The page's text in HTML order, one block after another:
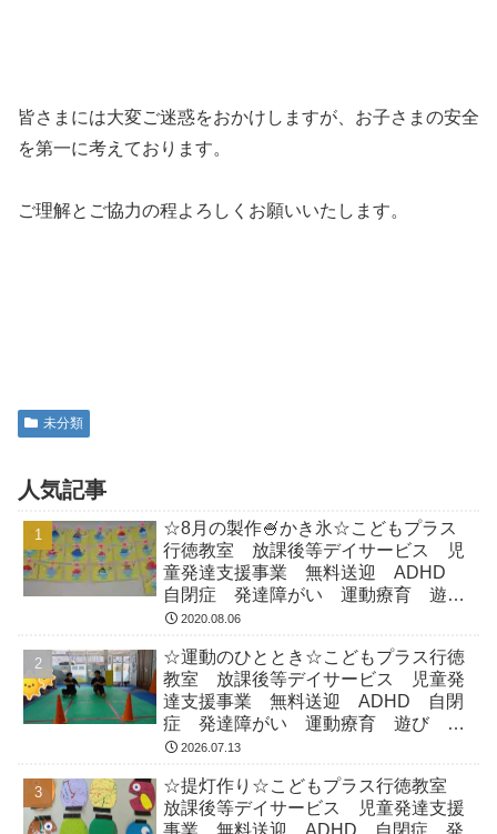
皆さまには大変ご迷惑をおかけしますが、お子さまの安全
を第一に考えております。
ご理解とご協力の程よろしくお願いいたします。
未分類
人気記事
☆8月の製作🍧かき氷☆こどもプラス
行徳教室 放課後等デイサービス 児
童発達支援事業 無料送迎 ADHD
自閉症 発達障がい 運動療育 遊
び 南行徳 市川市 浦安市
2020.08.06
☆運動のひととき☆こどもプラス行徳
教室 放課後等デイサービス 児童発
達支援事業 無料送迎 ADHD 自閉
症 発達障がい 運動療育 遊び 南
行徳 市川市 浦安市
2026.07.13
☆提灯作り☆こどもプラス行徳教室
放課後等デイサービス 児童発達支援
事業 無料送迎 ADHD 自閉症 発